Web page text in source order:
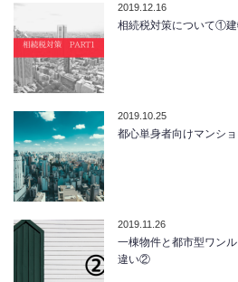
2019.12.16
相続税対策について①
2019.10.25
都心単身者向けマンシ
2019.11.26
一棟物件と都市型ワン
違い②